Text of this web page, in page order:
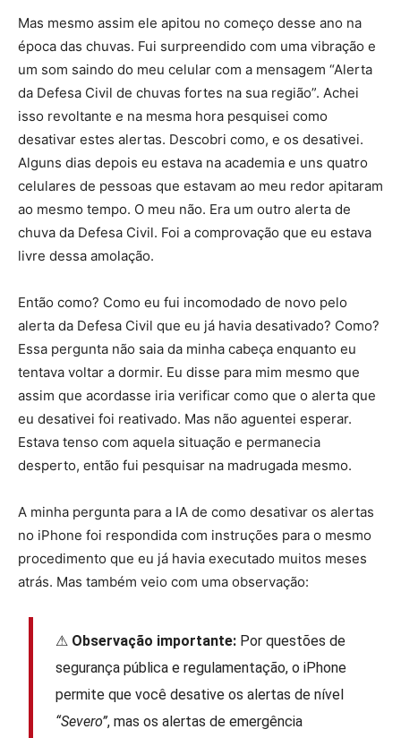
Mas mesmo assim ele apitou no começo desse ano na
época das chuvas. Fui surpreendido com uma vibração e
um som saindo do meu celular com a mensagem “Alerta
da Defesa Civil de chuvas fortes na sua região”. Achei
isso revoltante e na mesma hora pesquisei como
desativar estes alertas. Descobri como, e os desativei.
Alguns dias depois eu estava na academia e uns quatro
celulares de pessoas que estavam ao meu redor apitaram
ao mesmo tempo. O meu não. Era um outro alerta de
chuva da Defesa Civil. Foi a comprovação que eu estava
livre dessa amolação.
Então como? Como eu fui incomodado de novo pelo
alerta da Defesa Civil que eu já havia desativado? Como?
Essa pergunta não saia da minha cabeça enquanto eu
tentava voltar a dormir. Eu disse para mim mesmo que
assim que acordasse iria verificar como que o alerta que
eu desativei foi reativado. Mas não aguentei esperar.
Estava tenso com aquela situação e permanecia
desperto, então fui pesquisar na madrugada mesmo.
A minha pergunta para a IA de como desativar os alertas
no iPhone foi respondida com instruções para o mesmo
procedimento que eu já havia executado muitos meses
atrás. Mas também veio com uma observação:
⚠ Observação importante: Por questões de
segurança pública e regulamentação, o iPhone
permite que você desative os alertas de nível
“Severo”, mas os alertas de emergência